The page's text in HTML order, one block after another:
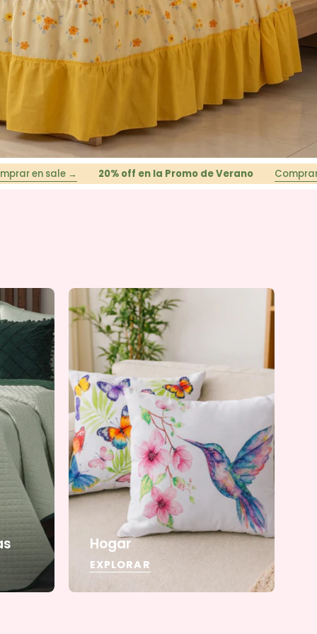
→ 20% off en la Promo de Verano Comprar en sale →
Hogar
EXPLORAR